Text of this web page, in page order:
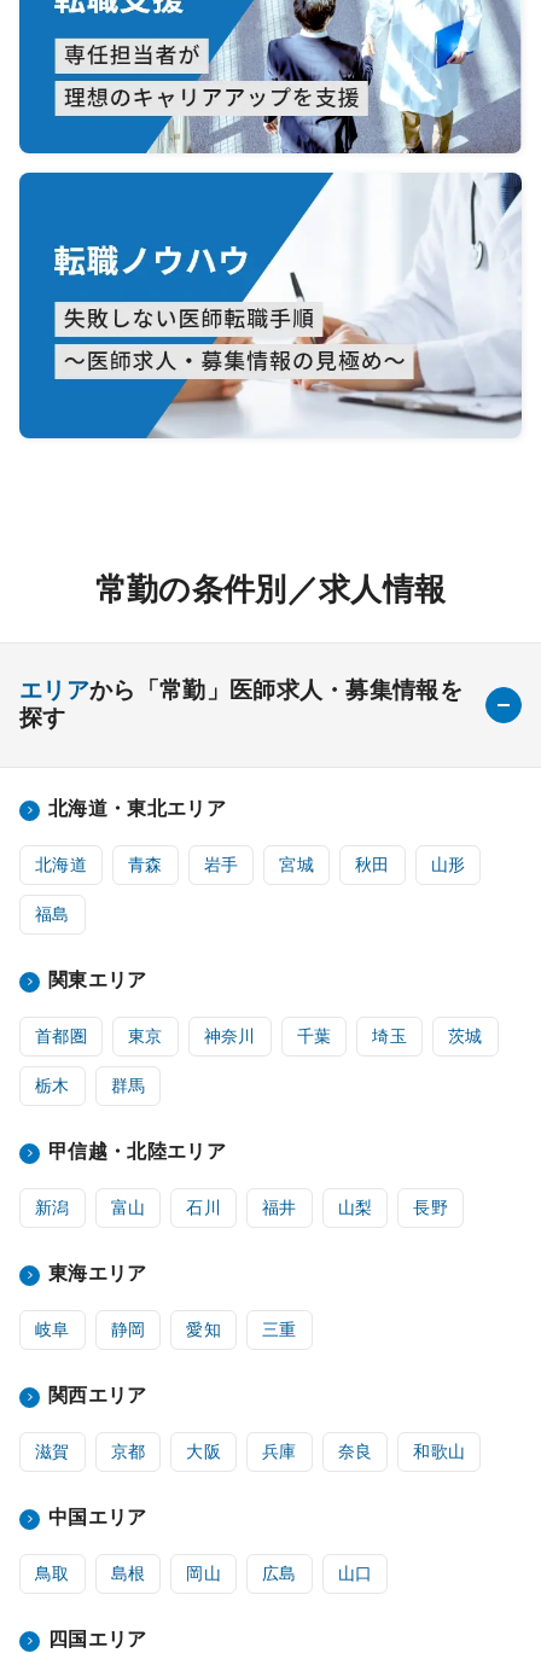
常勤の条件別／求人情報
エリアから「常勤」医師求人・募集情報を
探す
北海道・東北エリア
北海道 青森 岩手 宮城 秋田 山形
福島
関東エリア
首都圏 東京 神奈川 千葉 埼玉 茨城
栃木 群馬
甲信越・北陸エリア
新潟 富山 石川 福井 山梨 長野
東海エリア
岐阜 静岡 愛知 三重
関西エリア
滋賀 京都 大阪 兵庫 奈良 和歌山
中国エリア
鳥取 島根 岡山 広島 山口
四国エリア